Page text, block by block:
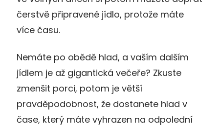
čerstvě připravené jídlo, protože máte
více času.
Nemáte po obědě hlad, a vaším dalším
jídlem je až gigantická večeře? Zkuste
zmenšit porci, potom je větší
pravděpodobnost, že dostanete hlad v
čase, který máte vyhrazen na odpolední